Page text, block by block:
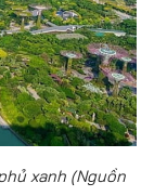
xanh (Nguồn